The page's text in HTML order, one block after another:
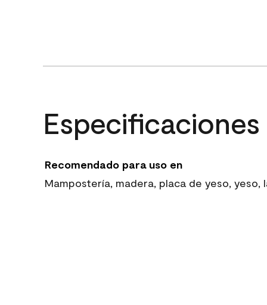
Especificaciones
Recomendado para uso en
Mampostería, madera, placa de yeso, yeso,